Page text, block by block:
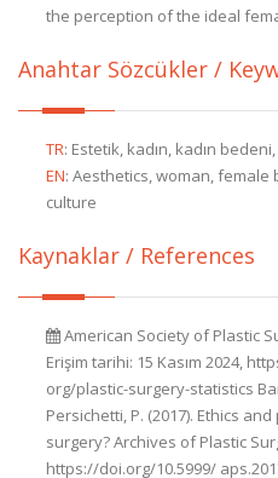
the perception of the ideal
Anahtar Sözcükler /
TR: Estetik, kadın, kadın
EN: Aesthetics, woman, female
culture
Kaynaklar / References
American Society of Plastic
Erişim tarihi: 15 Kasım 2024,
org/plastic-surgery-statistics
Persichetti, P. (2017). Ethics
surgery? Archives of Plastic
https://doi.org/10.5999/